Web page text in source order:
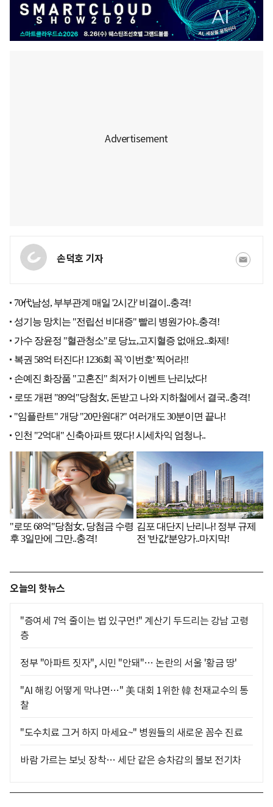
손덕호 기자
오늘의 핫뉴스
"증여세 7억 줄이는 법 있구먼!" 계산기 두드리는 강남 고령
층
정부 "아파트 짓자", 시민 "안돼"… 논란의 서울 '황금 땅'
"AI 해킹 어떻게 막냐면…" 美 대회 1위한 韓 천재교수의 통
찰
"도수치료 그거 하지 마세요~" 병원들의 새로운 꼼수 진료
바람 가르는 보닛 장착… 세단 같은 승차감의 볼보 전기차